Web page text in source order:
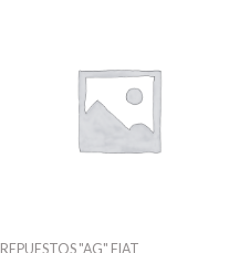
REPUESTOS "AG" FIAT